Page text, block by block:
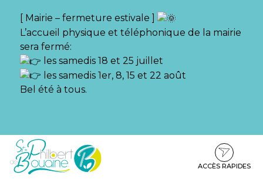
[ Mairie – fermeture estivale ]
L’accueil physique et téléphonique de la mairie
sera fermé:
les samedis 18 et 25 juillet
les samedis 1er, 8, 15 et 22 août
Bel été à tous.
Aller
Aller
contenu
Aller
pied
ACCÈS RAPIDES